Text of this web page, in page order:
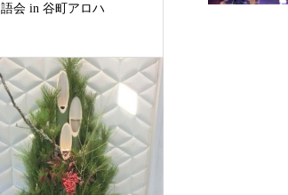
語会 in 谷町アロハ